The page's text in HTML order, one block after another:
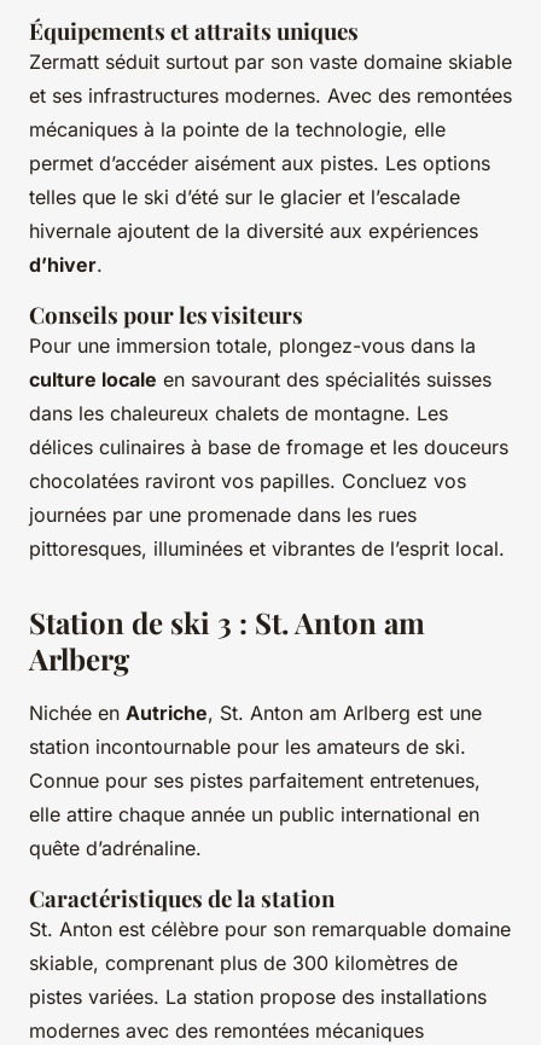
Équipements et attraits uniques
Zermatt séduit surtout par son vaste domaine skiable
et ses infrastructures modernes. Avec des remontées
mécaniques à la pointe de la technologie, elle
permet d’accéder aisément aux pistes. Les options
telles que le ski d’été sur le glacier et l’escalade
hivernale ajoutent de la diversité aux expériences
d’hiver.
Conseils pour les visiteurs
Pour une immersion totale, plongez-vous dans la
culture locale en savourant des spécialités suisses
dans les chaleureux chalets de montagne. Les
délices culinaires à base de fromage et les douceurs
chocolatées raviront vos papilles. Concluez vos
journées par une promenade dans les rues
pittoresques, illuminées et vibrantes de l’esprit local.
Station de ski 3 : St. Anton am
Arlberg
Nichée en Autriche, St. Anton am Arlberg est une
station incontournable pour les amateurs de ski.
Connue pour ses pistes parfaitement entretenues,
elle attire chaque année un public international en
quête d’adrénaline.
Caractéristiques de la station
St. Anton est célèbre pour son remarquable domaine
skiable, comprenant plus de 300 kilomètres de
pistes variées. La station propose des installations
modernes avec des remontées mécaniques